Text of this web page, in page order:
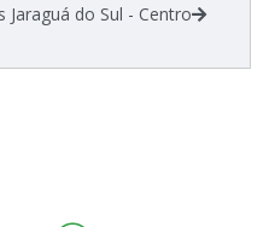
Jaraguá do Sul - Centro